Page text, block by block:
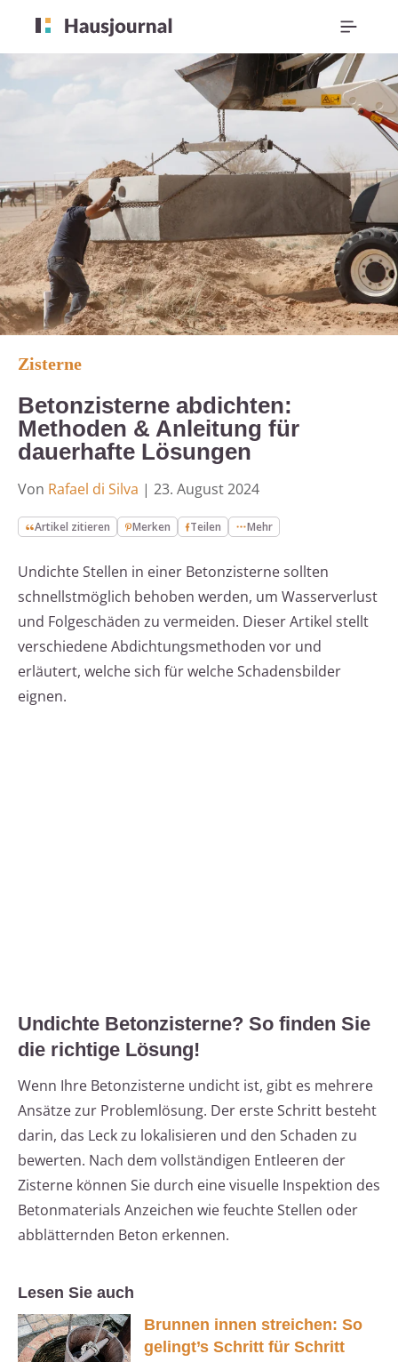
Zisterne
Betonzisterne abdichten:
Methoden & Anleitung für
dauerhafte Lösungen
Von Rafael di Silva | 23. August 2024
Artikel zitieren Merken Teilen Mehr
Undichte Stellen in einer Betonzisterne sollten
schnellstmöglich behoben werden, um Wasserverlust
und Folgeschäden zu vermeiden. Dieser Artikel stellt
verschiedene Abdichtungsmethoden vor und
erläutert, welche sich für welche Schadensbilder
eignen.
Undichte Betonzisterne? So finden Sie
die richtige Lösung!
Wenn Ihre Betonzisterne undicht ist, gibt es mehrere
Ansätze zur Problemlösung. Der erste Schritt besteht
darin, das Leck zu lokalisieren und den Schaden zu
bewerten. Nach dem vollständigen Entleeren der
Zisterne können Sie durch eine visuelle Inspektion des
Betonmaterials Anzeichen wie feuchte Stellen oder
abblätternden Beton erkennen.
Lesen Sie auch
Brunnen innen streichen: So
gelingt’s Schritt für Schritt